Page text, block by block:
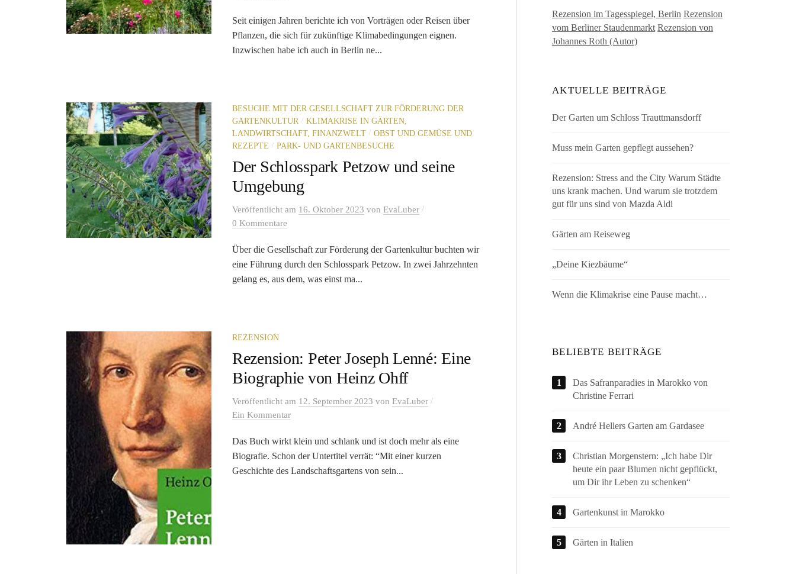
Seit einigen Jahren berichte ich von Vorträgen oder Reisen über
Pflanzen, die sich für zukünftige Klimabedingungen eignen.
Inzwischen habe ich auch in Berlin ne...
BESUCHE MIT DER GESELLSCHAFT ZUR FÖRDERUNG DER
GARTENKULTUR / KLIMAKRISE IN GÄRTEN,
LANDWIRTSCHAFT, FINANZWELT / OBST UND GEMÜSE UND
REZEPTE / PARK- UND GARTENBESUCHE
Der Schlosspark Petzow und seine
Umgebung
Veröffentlicht am 16. Oktober 2023 von EvaLuber /
0 Kommentare
Über die Gesellschaft zur Förderung der Gartenkultur buchten wir
eine Führung durch den Schlosspark Petzow. In zwei Jahrzehnten
gelang es, aus dem, was einst ma...
REZENSION
Rezension: Peter Joseph Lenné: Eine
Biographie von Heinz Ohff
Veröffentlicht am 12. September 2023 von EvaLuber /
Ein Kommentar
Das Buch wirkt klein und schlank und ist doch mehr als eine
Biografie. Schon der Untertitel verrät: “Mit einer kurzen
Geschichte des Landschaftsgartens von sein...
Rezension im Tagesspiegel, Berlin Rezension
vom Berliner Staudenmarkt Rezension von
Johannes Roth (Autor)
AKTUELLE BEITRÄGE
Der Garten um Schloss Trauttmansdorff
Muss mein Garten gepflegt aussehen?
Rezension: Stress and the City Warum Städte
uns krank machen. Und warum sie trotzdem
gut für uns sind von Mazda Aldi
Gärten am Reiseweg
„Deine Kiezbäume“
Wenn die Klimakrise eine Pause macht…
BELIEBTE BEITRÄGE
Das Safranparadies in Marokko von
Christine Ferrari
André Hellers Garten am Gardasee
Christian Morgenstern: „Ich habe Dir
heute ein paar Blumen nicht gepflückt,
um Dir ihr Leben zu schenken“
Gartenkunst in Marokko
Gärten in Italien